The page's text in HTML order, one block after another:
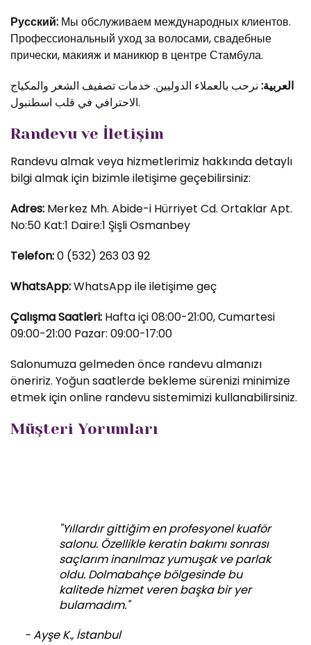
Русский: Мы обслуживаем международных клиентов.
Профессиональный уход за волосами, свадебные
прически, макияж и маникюр в центре Стамбула.
العربية: نرحب بالعملاء الدوليين. خدمات تصفيف الشعر والمكياج
الاحترافي في قلب اسطنبول.
Randevu ve İletişim
Randevu almak veya hizmetlerimiz hakkında detaylı
bilgi almak için bizimle iletişime geçebilirsiniz:
Adres: Merkez Mh. Abide-i Hürriyet Cd. Ortaklar Apt.
No:50 Kat:1 Daire:1 Şişli Osmanbey
Telefon:0 (532) 263 03 92
WhatsApp:WhatsApp ile iletişime geç
Çalışma Saatleri: Hafta içi 08:00-21:00, Cumartesi
09:00-21:00 Pazar: 09:00-17:00
Salonumuza gelmeden önce randevu almanızı
öneririz. Yoğun saatlerde bekleme sürenizi minimize
etmek için online randevu sistemimizi kullanabilirsiniz.
Müşteri Yorumları
"Yıllardır gittiğim en profesyonel kuaför
salonu. Özellikle keratin bakımı sonrası
saçlarım inanılmaz yumuşak ve parlak
oldu. Dolmabahçe bölgesinde bu
kalitede hizmet veren başka bir yer
bulamadım."
- Ayşe K., İstanbul